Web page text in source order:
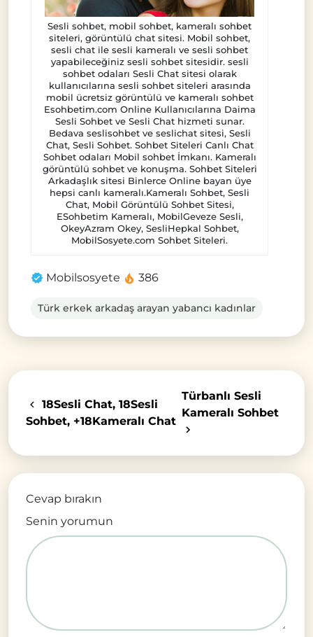
Sesli sohbet, mobil sohbet, kameralı sohbet
siteleri, görüntülü chat sitesi. Mobil sohbet,
sesli chat ile sesli kameralı ve sesli sohbet
yapabileceğiniz sesli sohbet sitesidir. sesli
sohbet odaları Sesli Chat sitesi olarak
kullanıcılarına sesli sohbet siteleri arasında
mobil ücretsiz görüntülü ve kameralı sohbet
Esohbetim.com Online Kullanıcılarına Daima
Sesli Sohbet ve Sesli Chat hizmeti sunar.
Bedava seslisohbet ve seslichat sitesi, Sesli
Chat, Sesli Sohbet. Sohbet Siteleri Canlı Chat
Sohbet odaları Mobil sohbet İmkanı. Kameralı
görüntülü sohbet ve konuşma. Sohbet Siteleri
Arkadaşlık sitesi Binlerce Online bayan üye
hepsi canlı kameralı.Kameralı Sohbet, Sesli
Chat, Mobil Görüntülü Sohbet Sitesi,
ESohbetim Kameralı, MobilGeveze Sesli,
OkeyAzram Okey, SesliHepkal Sohbet,
MobilSosyete.com Sohbet Siteleri.
Mobilsosyete 386
Türk erkek arkadaş arayan yabancı kadınlar
18Sesli Chat, 18Sesli
Sohbet, +18Kameralı Chat
Türbanlı Sesli
Kameralı Sohbet
Cevap bırakın
Senin yorumun